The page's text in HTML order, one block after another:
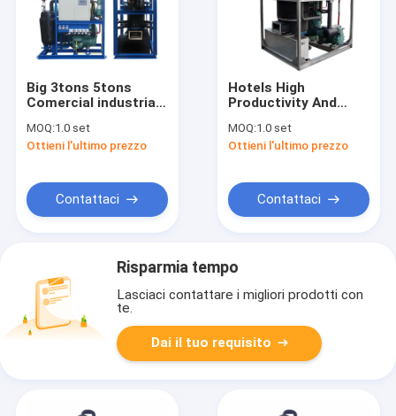
Big 3tons 5tons
Comercial industrial
commercial tube ice
machine with factory
MOQ:1.0 set
Ottieni l'ultimo prezzo
Contattaci
Hotels High
Productivity And
Tons Per Day Tube
Ice Maker Machine
MOQ:1.0 set
Ottieni l'ultimo prezzo
Contattaci
Risparmia tempo
Lasciaci contattare i migliori prodotti con
te.
Dai il tuo requisito